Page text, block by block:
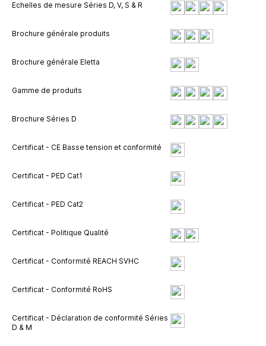
Echelles de mesure Séries D, V, S & R
Brochure générale produits
Brochure générale Eletta
Gamme de produits
Brochure Séries D
Certificat - CE Basse tension et conformité
Certificat - PED Cat1
Certificat - PED Cat2
Certificat - Politique Qualité
Certificat - Conformité REACH SVHC
Certificat - Conformité RoHS
Certificat - Déclaration de conformité Séries
D & M